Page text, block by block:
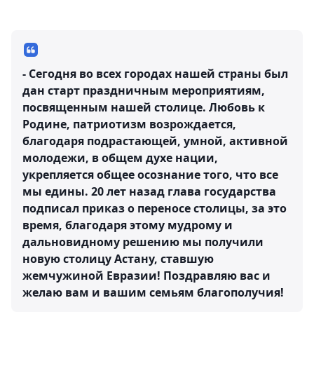
- Сегодня во всех городах нашей страны был
дан старт праздничным мероприятиям,
посвященным нашей столице. Любовь к
Родине, патриотизм возрождается,
благодаря подрастающей, умной, активной
молодежи, в общем духе нации,
укрепляется общее осознание того, что все
мы едины. 20 лет назад глава государства
подписал приказ о переносе столицы, за это
время, благодаря этому мудрому и
дальновидному решению мы получили
новую столицу Астану, ставшую
жемчужиной Евразии! Поздравляю вас и
желаю вам и вашим семьям благополучия!